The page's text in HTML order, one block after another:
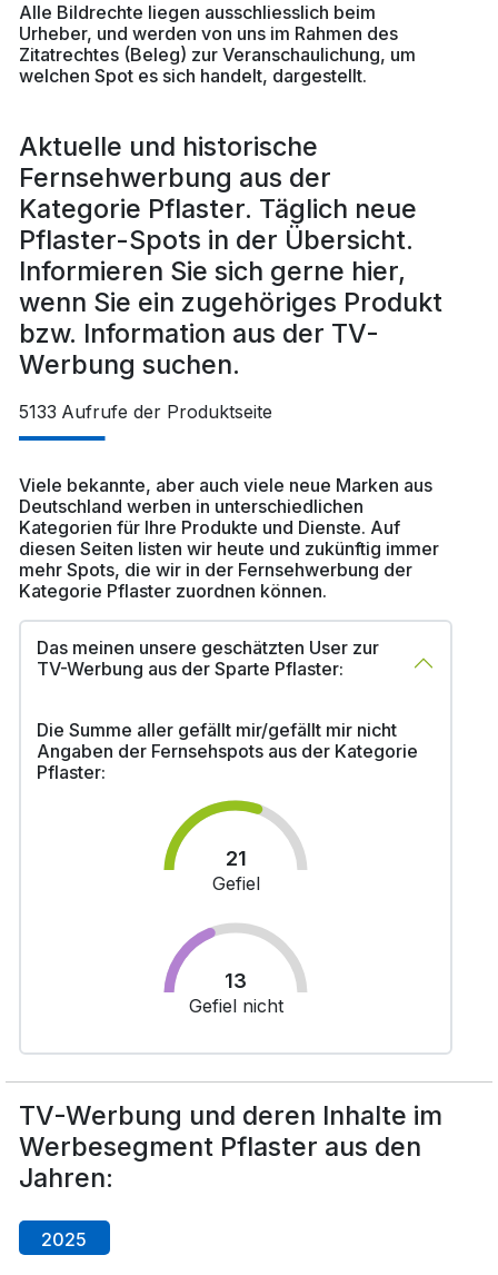
Alle Bildrechte liegen ausschliesslich beim
Urheber, und werden von uns im Rahmen des
Zitatrechtes (Beleg) zur Veranschaulichung, um
welchen Spot es sich handelt, dargestellt.
Aktuelle und historische
Fernsehwerbung aus der
Kategorie Pflaster. Täglich neue
Pflaster-Spots in der Übersicht.
Informieren Sie sich gerne hier,
wenn Sie ein zugehöriges Produkt
bzw. Information aus der TV-
Werbung suchen.
5133 Aufrufe der Produktseite
Viele bekannte, aber auch viele neue Marken aus
Deutschland werben in unterschiedlichen
Kategorien für Ihre Produkte und Dienste. Auf
diesen Seiten listen wir heute und zukünftig immer
mehr Spots, die wir in der Fernsehwerbung der
Kategorie Pflaster zuordnen können.
Das meinen unsere geschätzten User zur
TV-Werbung aus der Sparte Pflaster:
Die Summe aller gefällt mir/gefällt mir nicht
Angaben der Fernsehspots aus der Kategorie
Pflaster:
21
Gefiel
13
Gefiel nicht
TV-Werbung und deren Inhalte im
Werbesegment Pflaster aus den
Jahren:
2025